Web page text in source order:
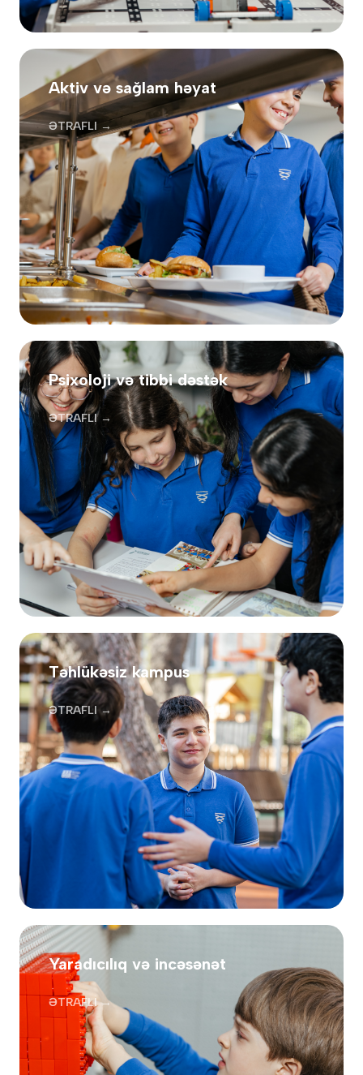
Aktiv və sağlam həyat
ƏTRAFLI →
Psixoloji və tibbi dəstək
ƏTRAFLI →
Təhlükəsiz kampus
ƏTRAFLI →
Yaradıcılıq və incəsənət
ƏTRAFLI →